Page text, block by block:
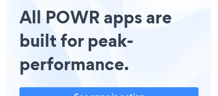
All POWR apps are
built for peak-
performance.